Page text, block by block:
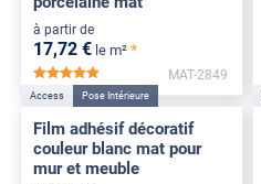
à partir de
17,72 € le m² *
MAT-2849
Access Pose Intérieure
Film adhésif décoratif
couleur blanc mat pour
mur et meuble